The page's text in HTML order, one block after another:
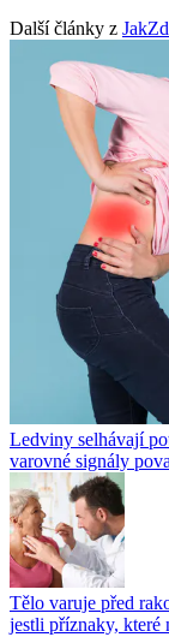
Další články z
Ledviny selhávají
varovné signály
Tělo varuje před
jestli příznaky, které